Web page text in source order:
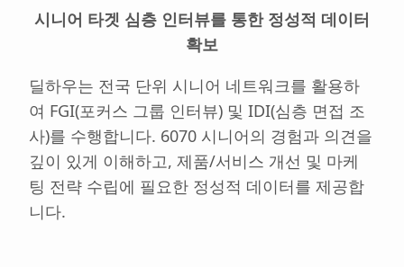
시니어 타겟 심층 인터뷰를 통한 정성적 데이터
확보
딜하우는 전국 단위 시니어 네트워크를 활용하
여 FGI(포커스 그룹 인터뷰) 및 IDI(심층 면접 조
사)를 수행합니다. 6070 시니어의 경험과 의견을
깊이 있게 이해하고, 제품/서비스 개선 및 마케
팅 전략 수립에 필요한 정성적 데이터를 제공합
니다.